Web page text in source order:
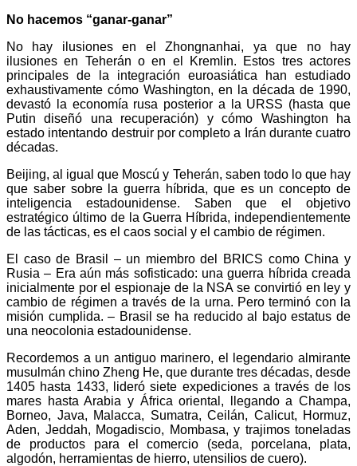
No hacemos “ganar-ganar”
No hay ilusiones en el Zhongnanhai, ya que no hay
ilusiones en Teherán o en el Kremlin. Estos tres actores
principales de la integración euroasiática han estudiado
exhaustivamente cómo Washington, en la década de 1990,
devastó la economía rusa posterior a la URSS (hasta que
Putin diseñó una recuperación) y cómo Washington ha
estado intentando destruir por completo a Irán durante cuatro
décadas.
Beijing, al igual que Moscú y Teherán, saben todo lo que hay
que saber sobre la guerra híbrida, que es un concepto de
inteligencia estadounidense. Saben que el objetivo
estratégico último de la Guerra Híbrida, independientemente
de las tácticas, es el caos social y el cambio de régimen.
El caso de Brasil – un miembro del BRICS como China y
Rusia – Era aún más sofisticado: una guerra híbrida creada
inicialmente por el espionaje de la NSA se convirtió en ley y
cambio de régimen a través de la urna. Pero terminó con la
misión cumplida. – Brasil se ha reducido al bajo estatus de
una neocolonia estadounidense.
Recordemos a un antiguo marinero, el legendario almirante
musulmán chino Zheng He, que durante tres décadas, desde
1405 hasta 1433, lideró siete expediciones a través de los
mares hasta Arabia y África oriental, llegando a Champa,
Borneo, Java, Malacca, Sumatra, Ceilán, Calicut, Hormuz,
Aden, Jeddah, Mogadiscio, Mombasa, y trajimos toneladas
de productos para el comercio (seda, porcelana, plata,
algodón, herramientas de hierro, utensilios de cuero).